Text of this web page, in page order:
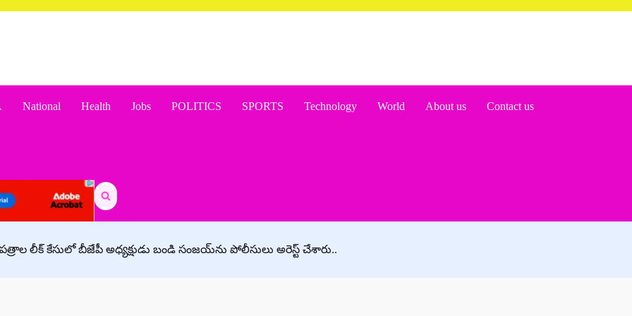
National Health Jobs POLITICS SPORTS Technology World About us Contact us
Search
for:
లీక్‌ కేసులో బీజేపీ అధ్యక్షుడు బండి సంజయ్‌ను పోలీసులు అరెస్ట్‌ చేశారు..